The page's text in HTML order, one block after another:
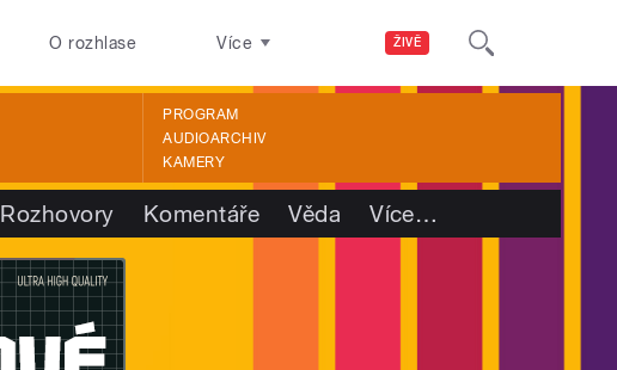
ŽIVĚ
O rozhlase Více
PROGRAM
AUDIOARCHIV
KAMERY
Rozhovory Komentáře Věda Více…